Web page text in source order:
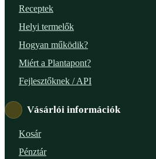
Receptek
Helyi termelők
Hogyan működik?
Miért a Plantapont?
Fejlesztőknek / API
Vásárlói információk
Kosár
Pénztár